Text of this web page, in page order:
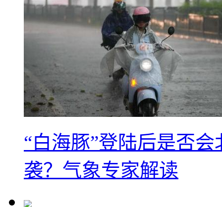
“白海豚”登陆后是否
袭？气象专家解读